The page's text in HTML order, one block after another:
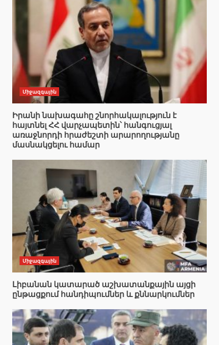
Միջազգային
Իրանի նախագահը շնորհակալություն է
հայտնել ՀՀ վարչապետին՝ հանգուցյալ
առաջնորդի հրաժեշտի արարողությանը
մասնակցելու համար
Միջազգային
Լիբանան կատարած աշխատանքային այցի
ընթացքում հանդիպումներ և քննարկումներ